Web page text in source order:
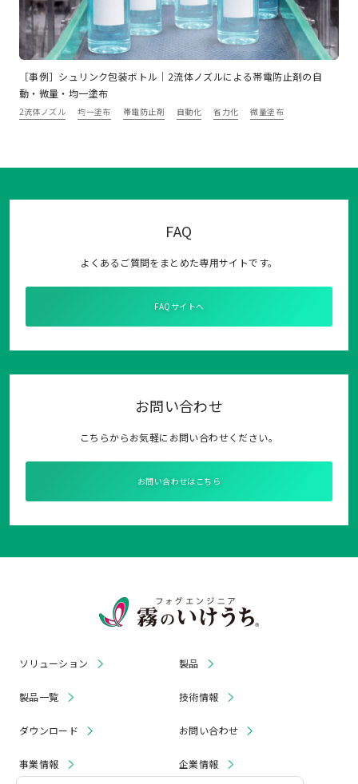
［事例］シュリンク包装ボトル｜2流体ノズルによる帯電防止剤の自
動・微量・均一塗布
2流体ノズル 均一塗布 帯電防止剤 自動化 省力化 微量塗布
FAQ
よくあるご質問をまとめた専用サイトです。
FAQサイトへ
お問い合わせ
こちらからお気軽にお問い合わせください。
お問い合わせはこちら
ソリューション 製品
製品一覧 技術情報
ダウンロード お問い合わせ
事業情報 企業情報